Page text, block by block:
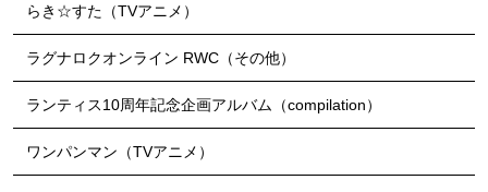
らき☆すた（TVアニメ）
ラグナロクオンライン RWC（その他）
ランティス10周年記念企画アルバム（compilation）
ワンパンマン（TVアニメ）